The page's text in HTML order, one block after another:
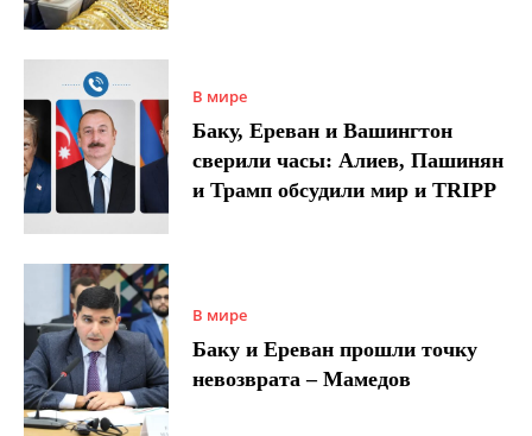
В мире
Баку, Ереван и Вашингтон
сверили часы: Алиев, Пашинян
и Трамп обсудили мир и TRIPP
В мире
Баку и Ереван прошли точку
невозврата – Мамедов